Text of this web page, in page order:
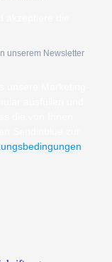
unserem Newsletter